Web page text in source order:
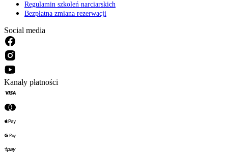
Regulamin szkoleń narciarskich
Bezpłatna zmiana rezerwacji
Social media
Kanały płatności